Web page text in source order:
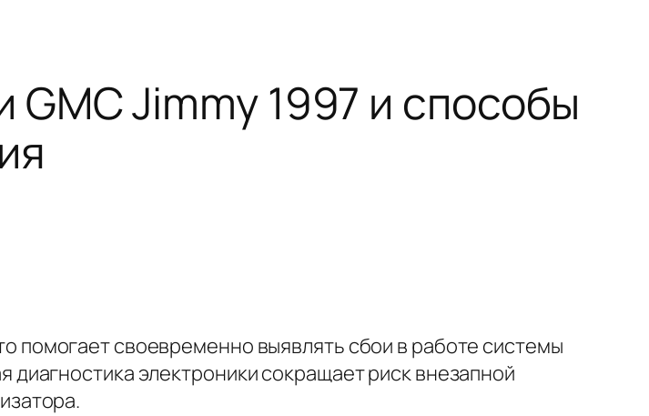
Jimmy 1997 и способы
помогает своевременно выявлять сбои в работе системы
диагностика электроникисокращает риск внезапной